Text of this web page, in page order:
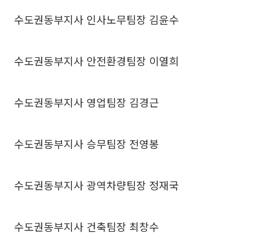
수도권동부지사 인사노무팀장 김윤수
수도권동부지사 안전환경팀장 이열희
수도권동부지사 영업팀장 김경근
수도권동부지사 승무팀장 전영봉
수도권동부지사 광역차량팀장 정재국
수도권동부지사 건축팀장 최창수